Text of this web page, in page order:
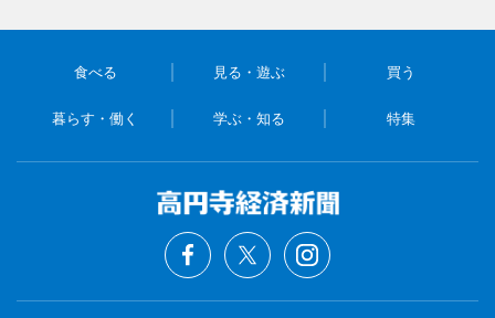
食べる 見る・遊ぶ 買う
暮らす・働く 学ぶ・知る 特集